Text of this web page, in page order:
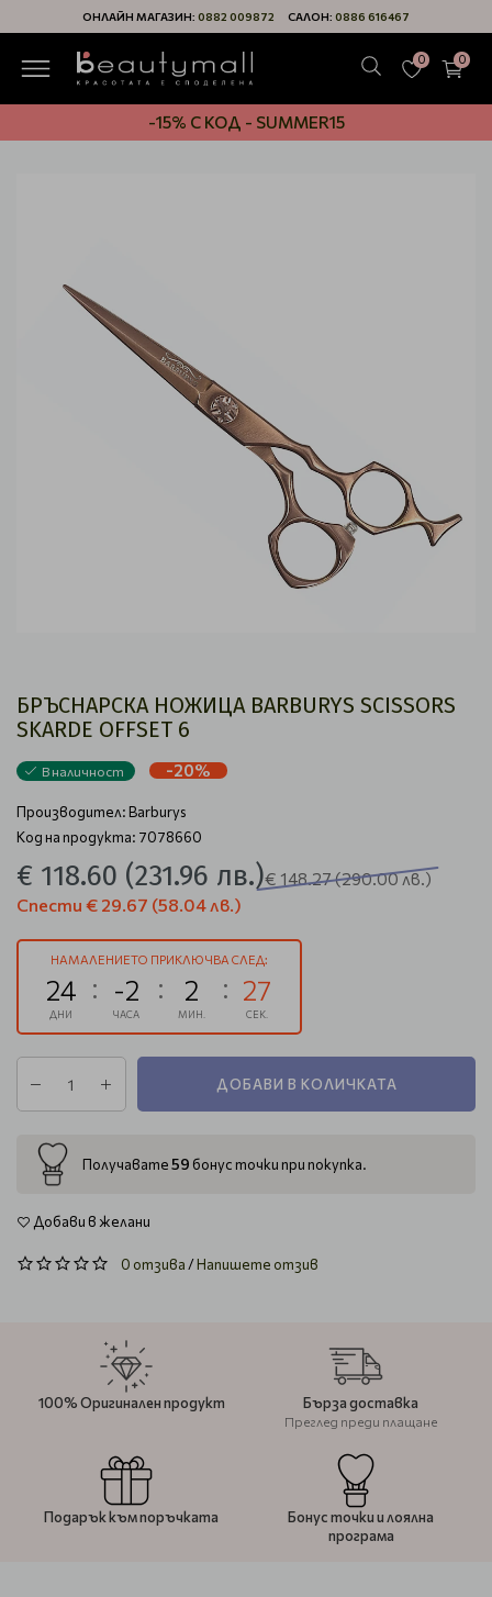
ОНЛАЙН МАГАЗИН: 0882 009872 САЛОН: 0886 616467
0 0
-15% С КОД - SUMMER15
БРЪСНАРСКА НОЖИЦА BARBURYS SCISSORS
SKARDE OFFSET 6
В наличност -20%
Производител:Barburys
Код на продукта: 7078660
€ 118.60 (231.96 лв.)€ 148.27(290.00 лв.)
Спести € 29.67 (58.04 лв.)
НАМАЛЕНИЕТО ПРИКЛЮЧВА СЛЕД:
24
ДНИ
-2
ЧАСА
2
МИН.
26
СЕК.
ДОБАВИ В КОЛИЧКАТА
Получавате59 бонус точки при покупка.
Добави в желани
0 отзива/Напишете отзив
100% Оригинален продукт Бърза доставка
Преглед преди плащане
Подарък към поръчката
Бонус точки и лоялна
програма